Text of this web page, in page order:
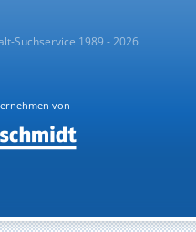
Suchservice 1989 - 2026
von